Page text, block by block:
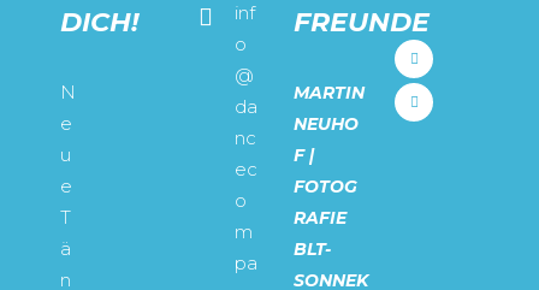
DICH!
N
e
u
e
T
ä
n
inf
o
@
da
nc
ec
o
m
pa
FREUNDE
MARTIN
NEUHO
F |
FOTOG
RAFIE
BLT-
SONNEK